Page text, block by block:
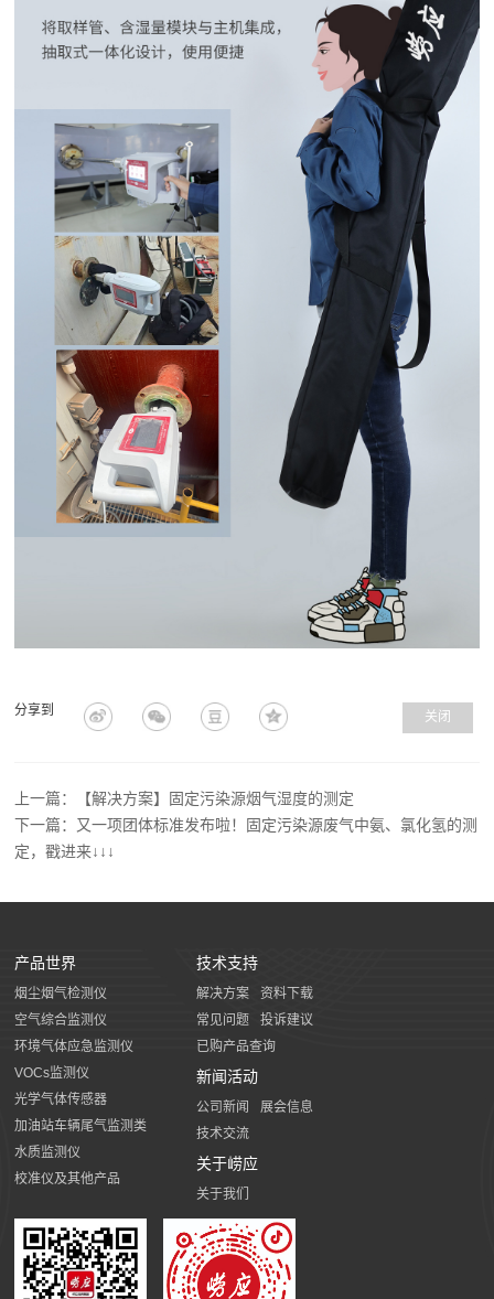
关闭
分享到
上一篇：【解决方案】固定污染源烟气湿度的测定
下一篇：又一项团体标准发布啦！固定污染源废气中氨、氯化氢的测
定，戳进来↓↓↓
产品世界
烟尘烟气检测仪
空气综合监测仪
环境气体应急监测仪
VOCs监测仪
光学气体传感器
加油站车辆尾气监测类
水质监测仪
校准仪及其他产品
技术支持
解决方案
资料下载
常见问题
投诉建议
已购产品查询
新闻活动
公司新闻
展会信息
技术交流
关于崂应
关于我们